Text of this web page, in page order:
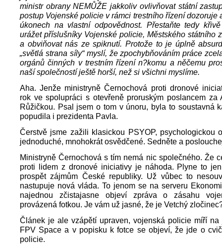
ministr obrany NEMŮŽE jakkoliv ovlivňovat státní
postup Vojenské policie v rámci trestního řízení dozoruje
úkonech na vlastní odpovědnost. Přestaňte tedy
urážet příslušníky Vojenské policie, Městského státního
a obviňovat nás ze spiknutí. Protože to je úplně
„světlá strana síly“ myslí, že zpochybňováním práce
orgánů činných v trestním řízení n?komu a něčemu
naší společností ještě horší, než si všichni myslíme.
Aha. Jenže ministryně Černochová proti dronové
rok ve spolupráci s otevřeně proruským poslancem za
Růžičkou. Psal jsem o tom v únoru, byla to soustavná
popudila i prezidenta Pavla.
Čerstvě jsme zažili klasickou PSYOP, psychologickou
jednoduché, mnohokrát osvědčené. Sedněte a
Ministryně Černochová s tím nemá nic společného. Že
proti lidem z dronové iniciativy je náhoda. Plyne to
prospět zájmům České republiky. Už vůbec to
nastupuje nová vláda. To jenom se na serveru
najednou zčistajasne objeví zpráva o zásahu
provázená fotkou. Je vám už jasné, že je Vetchý
Článek je ale vzápětí upraven, vojenská policie míří na
FPV Space a v popisku k fotce se objeví, že jde o
policie.